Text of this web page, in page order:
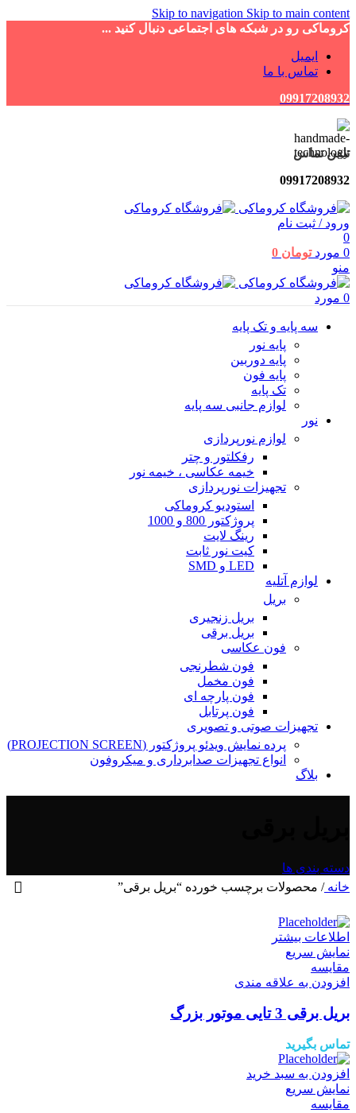
Skip to navigation Skip to main content
کروماکی رو در شبکه های اجتماعی دنبال کنید ...
ایمیل
تماس با ما
09917208932
تلفن تماس
09917208932
ورود / ثبت نام
0
0 مورد تومان
منو
0 مورد
سه پایه و تک پایه
پایه نور
پایه دوربین
پایه فون
تک پایه
لوازم جانبی سه پایه
نور
لوازم نورپردازی
رفکلتور و چتر
خیمه عکاسی ، خیمه نور
تجهیزات نورپردازی
استودیو کروماکی
پروژکتور 800 و 1000
رینگ لایت
کیت نور ثابت
LED و SMD
لوازم آتلیه
بریل
بریل زنجیری
بریل برقی
فون عکاسی
فون شطرنجی
فون مخمل
فون پارچه ای
فون پرتابل
تجهیزات صوتی و تصویری
پرده نمایش ویدئو پروژکتور (PROJECTION SCREEN)
انواع تجهیزات صدابرداری و میکروفون
بلاگ
دسته بندی ها
خانه/ محصولات برچسب خورده “بریل برقی”
اطلاعات بیشتر
نمایش سریع
مقايسه
افزودن به علاقه مندی
بریل برقی 3 تایی موتور بزرگ
تماس بگیرید
افزودن به سبد خرید
نمایش سریع
مقايسه